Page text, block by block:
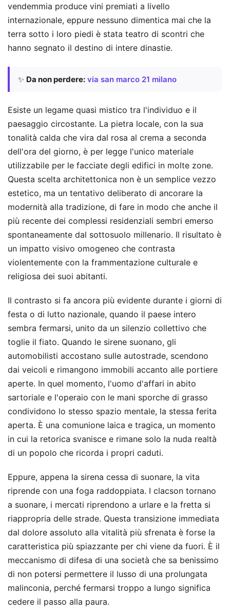
vendemmia produce vini premiati a livello
internazionale, eppure nessuno dimentica mai che la
terra sotto i loro piedi è stata teatro di scontri che
hanno segnato il destino di intere dinastie.
✨ Da non perdere: via san marco 21 milano
Esiste un legame quasi mistico tra l'individuo e il
paesaggio circostante. La pietra locale, con la sua
tonalità calda che vira dal rosa al crema a seconda
dell'ora del giorno, è per legge l'unico materiale
utilizzabile per le facciate degli edifici in molte zone.
Questa scelta architettonica non è un semplice vezzo
estetico, ma un tentativo deliberato di ancorare la
modernità alla tradizione, di fare in modo che anche il
più recente dei complessi residenziali sembri emerso
spontaneamente dal sottosuolo millenario. Il risultato è
un impatto visivo omogeneo che contrasta
violentemente con la frammentazione culturale e
religiosa dei suoi abitanti.
Il contrasto si fa ancora più evidente durante i giorni di
festa o di lutto nazionale, quando il paese intero
sembra fermarsi, unito da un silenzio collettivo che
toglie il fiato. Quando le sirene suonano, gli
automobilisti accostano sulle autostrade, scendono
dai veicoli e rimangono immobili accanto alle portiere
aperte. In quel momento, l'uomo d'affari in abito
sartoriale e l'operaio con le mani sporche di grasso
condividono lo stesso spazio mentale, la stessa ferita
aperta. È una comunione laica e tragica, un momento
in cui la retorica svanisce e rimane solo la nuda realtà
di un popolo che ricorda i propri caduti.
Eppure, appena la sirena cessa di suonare, la vita
riprende con una foga raddoppiata. I clacson tornano
a suonare, i mercati riprendono a urlare e la fretta si
riappropria delle strade. Questa transizione immediata
dal dolore assoluto alla vitalità più sfrenata è forse la
caratteristica più spiazzante per chi viene da fuori. È il
meccanismo di difesa di una società che sa benissimo
di non potersi permettere il lusso di una prolungata
malinconia, perché fermarsi troppo a lungo significa
cedere il passo alla paura.